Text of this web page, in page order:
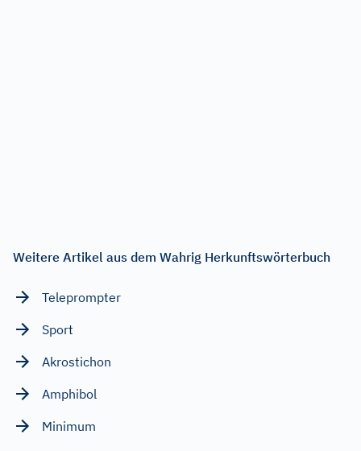
Weitere Artikel aus dem Wahrig Herkunftswörterbuch
Teleprompter
Sport
Akrostichon
Amphibol
Minimum